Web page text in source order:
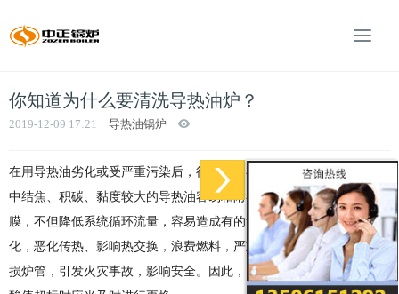
你知道为什么要清洗导热油炉？
2019-12-09 17:21 导热油锅炉
在用导热油劣化或受严重污染后，往往容易在锅炉及传热系统的管道
中结焦、积碳、黏度较大的导热油容易粘附在管壁上，形成较厚的油
膜，不但降低系统循环流量，容易造成有的过热，而且加速油品劣
化，恶化传热、影响热交换，浪费燃料，严重的结焦和积碳甚至会烧
损炉管，引发火灾事故，影响安全。因此，当导热油的残碳、黏度、